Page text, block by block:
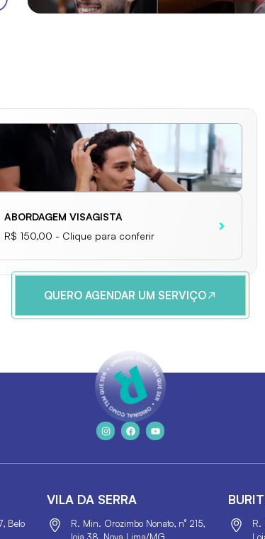
ABORDAGEM VISAGISTA
R$ 150,00 - Clique para conferir
QUERO AGENDAR UM SERVIÇO
Belo
VILA DA SERRA
R. Min. Orozimbo Nonato, n° 215,
R.